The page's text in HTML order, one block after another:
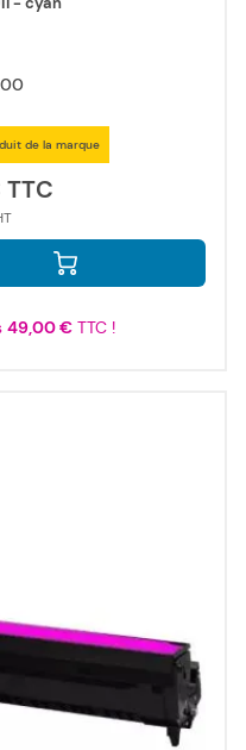
de la marque
49,00 €TTC !